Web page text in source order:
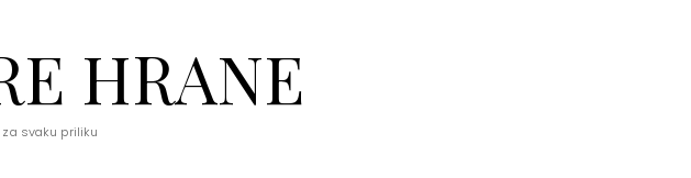
HRANE
za svaku priliku